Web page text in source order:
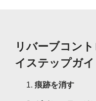
リバーブコン
イステップガイ
痕跡を消す